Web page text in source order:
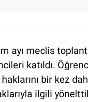
ayı meclis
katıldı.
bir kez
ilgili